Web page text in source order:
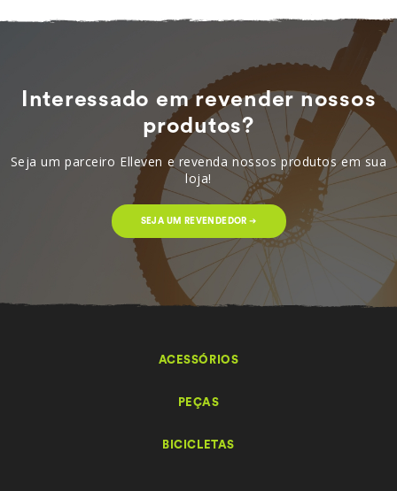
Interessado em revender nossos
produtos?
Seja um parceiro Elleven e revenda nossos produtos em sua
loja!
SEJA UM REVENDEDOR ➔
ACESSÓRIOS
PEÇAS
BICICLETAS